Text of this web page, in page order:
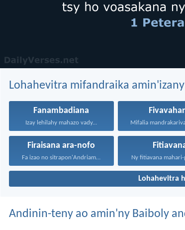
Lohahevitra mifandraika amin'izany
Fanambadiana
Izay lehilahy mahazo vady...
Firaisana ara-nofo
Fa izao no sitrapon'Andriamanitra... Ny fitiavana mahari-
Lohahevitra
Andinin-teny ao amin'ny Baiboly